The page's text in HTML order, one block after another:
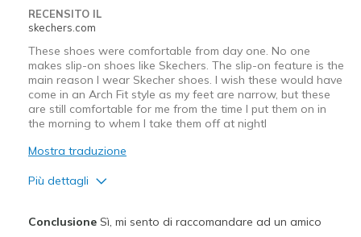
Width
Sizing
View On Shoes
I'm Really Into Shoes
RECENSITO IL
skechers.com
These shoes were comfortable from day one. No one
makes slip-on shoes like Skechers. The slip-on feature is the
main reason I wear Skecher shoes. I wish these would have
come in an Arch Fit style as my feet are narrow, but these
are still comfortable for me from the time I put them on in
the morning to whem I take them off at nightl
Mostra traduzione
Più dettagli
ConclusioneSì, mi sento di raccomandare ad un amico